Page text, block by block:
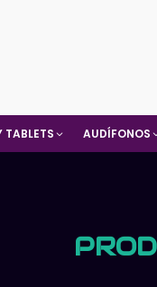
TABLETS AUDÍFONOS